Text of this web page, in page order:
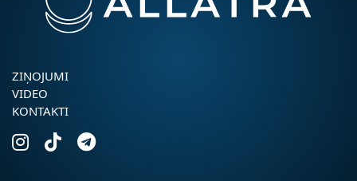
ZIŅOJUMI
VIDEO
KONTAKTI